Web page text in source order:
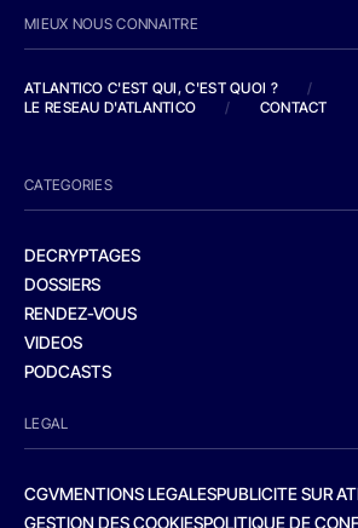
MIEUX NOUS CONNAITRE
ATLANTICO C'EST QUI, C'EST QUOI ?
/
LE RESEAU D'ATLANTICO
/ CONTACT
CATEGORIES
DECRYPTAGES
DOSSIERS
RENDEZ-VOUS
VIDEOS
PODCASTS
LEGAL
CGVMENTIONS LEGALESPUBLICITE SUR
GESTION DES COOKIESPOLITIQUE DE